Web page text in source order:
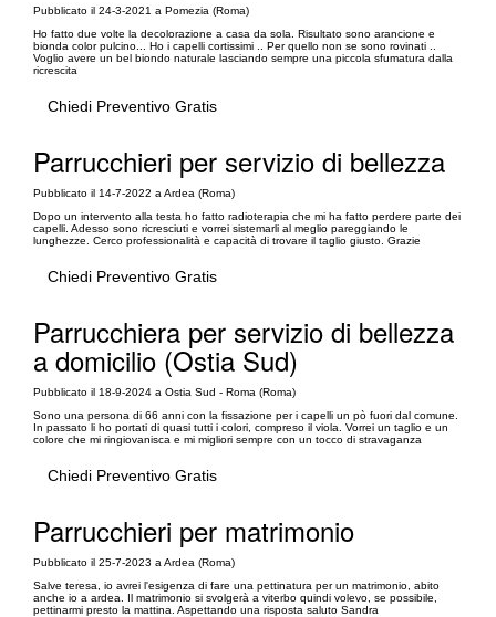
Pubblicato il 24-3-2021 a Pomezia (Roma)
Ho fatto due volte la decolorazione a casa da sola. Risultato sono arancione e
bionda color pulcino... Ho i capelli cortissimi .. Per quello non se sono rovinati ..
Voglio avere un bel biondo naturale lasciando sempre una piccola sfumatura dalla
ricrescita
Chiedi Preventivo Gratis
Parrucchieri per servizio di bellezza
Pubblicato il 14-7-2022 a Ardea (Roma)
Dopo un intervento alla testa ho fatto radioterapia che mi ha fatto perdere parte dei
capelli. Adesso sono ricresciuti e vorrei sistemarli al meglio pareggiando le
lunghezze. Cerco professionalità e capacità di trovare il taglio giusto. Grazie
Chiedi Preventivo Gratis
Parrucchiera per servizio di bellezza
a domicilio (Ostia Sud)
Pubblicato il 18-9-2024 a Ostia Sud - Roma (Roma)
Sono una persona di 66 anni con la fissazione per i capelli un pò fuori dal comune.
In passato li ho portati di quasi tutti i colori, compreso il viola. Vorrei un taglio e un
colore che mi ringiovanisca e mi migliori sempre con un tocco di stravaganza
Chiedi Preventivo Gratis
Parrucchieri per matrimonio
Pubblicato il 25-7-2023 a Ardea (Roma)
Salve teresa, io avrei l'esigenza di fare una pettinatura per un matrimonio, abito
anche io a ardea. Il matrimonio si svolgerà a viterbo quindi volevo, se possibile,
pettinarmi presto la mattina. Aspettando una risposta saluto Sandra